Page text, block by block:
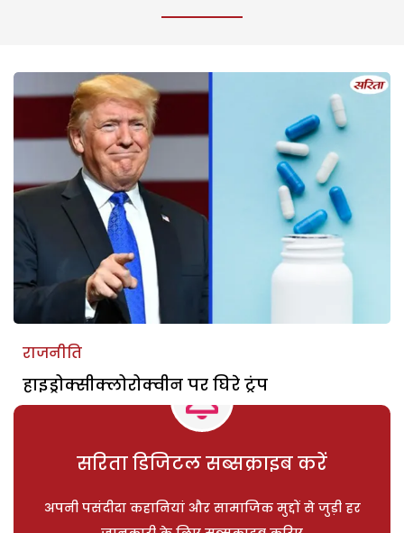
राजनीति
हाइड्रोक्सीक्लोरोक्वीन पर घिरे ट्रंप
सरिता डिजिटल सब्सक्राइब करें
अपनी पसंदीदा कहानियां और सामाजिक मुद्दों से जुड़ी हर